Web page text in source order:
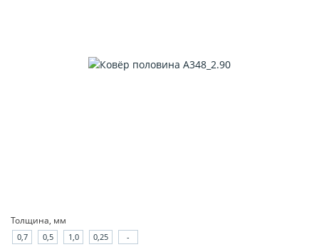
Толщина, мм
0,7 0,5 1,0 0,25 -